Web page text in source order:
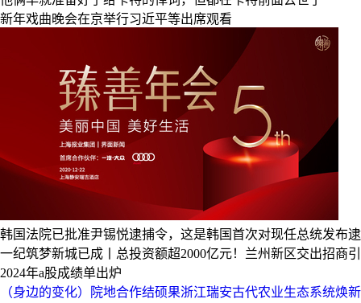
新年戏曲晚会在京举行习近平等出席观看
韩国法院已批准尹锡悦逮捕令，这是韩国首次对现任总统发布
一纪筑梦新城已成丨总投资额超2000亿元！兰州新区交出招商
2024年a股成绩单出炉
（身边的变化）院地合作结硕果浙江瑞安古代农业生态系统焕